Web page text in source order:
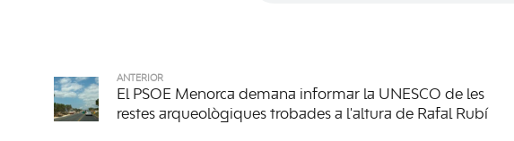
ANTERIOR
El PSOE Menorca demana informar la UNESCO de les
restes arqueològiques trobades a l'altura de Rafal Rubí